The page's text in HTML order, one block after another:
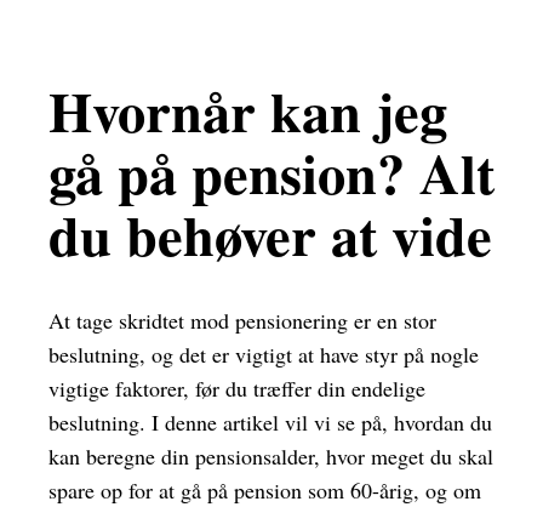
Hvornår kan jeg
gå på pension? Alt
du behøver at vide
At tage skridtet mod pensionering er en stor
beslutning, og det er vigtigt at have styr på nogle
vigtige faktorer, før du træffer din endelige
beslutning. I denne artikel vil vi se på, hvordan du
kan beregne din pensionsalder, hvor meget du skal
spare op for at gå på pension som 60-årig, og om